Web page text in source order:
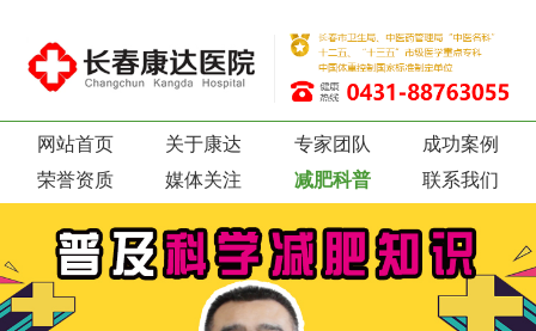
网站首页 关于康达 专家团队
成功案例
荣誉资质
媒体关注 减肥科普 联系我们